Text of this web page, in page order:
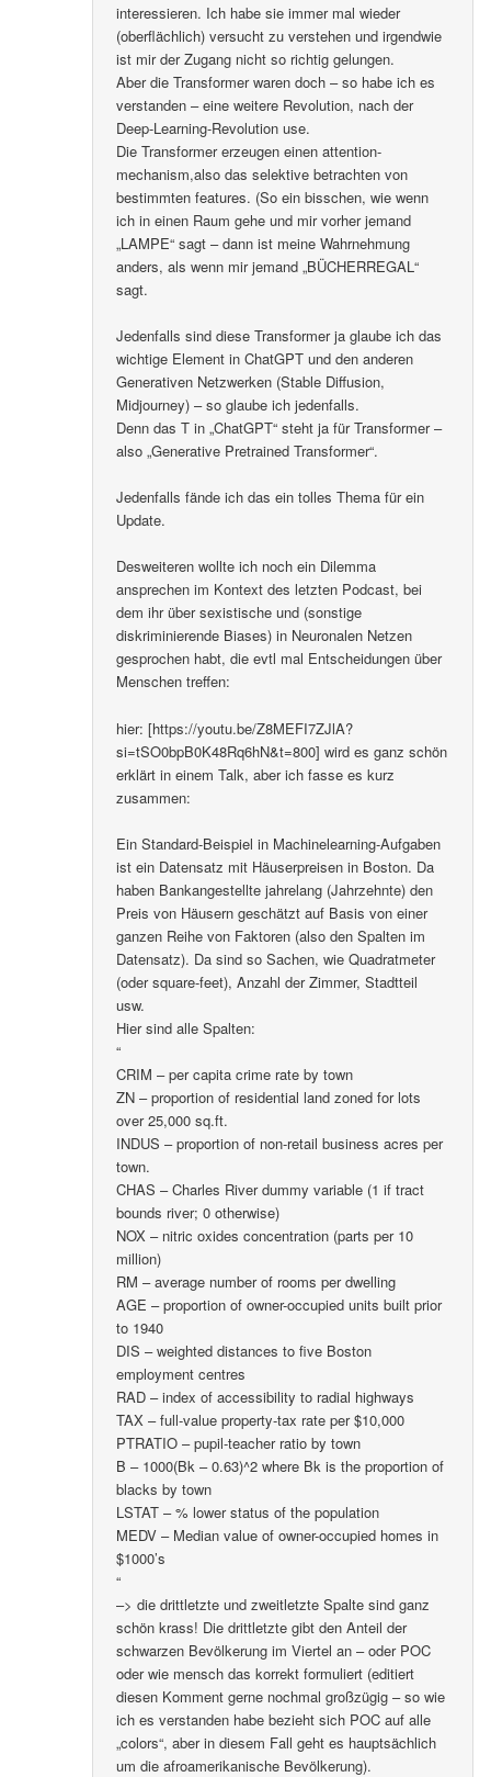
interessieren. Ich habe sie immer mal wieder
(oberflächlich) versucht zu verstehen und irgendwie
ist mir der Zugang nicht so richtig gelungen.
Aber die Transformer waren doch – so habe ich es
verstanden – eine weitere Revolution, nach der
Deep-Learning-Revolution use.
Die Transformer erzeugen einen attention-
mechanism,also das selektive betrachten von
bestimmten features. (So ein bisschen, wie wenn
ich in einen Raum gehe und mir vorher jemand
„LAMPE“ sagt – dann ist meine Wahrnehmung
anders, als wenn mir jemand „BÜCHERREGAL“
sagt.
Jedenfalls sind diese Transformer ja glaube ich das
wichtige Element in ChatGPT und den anderen
Generativen Netzwerken (Stable Diffusion,
Midjourney) – so glaube ich jedenfalls.
Denn das T in „ChatGPT“ steht ja für Transformer –
also „Generative Pretrained Transformer“.
Jedenfalls fände ich das ein tolles Thema für ein
Update.
Desweiteren wollte ich noch ein Dilemma
ansprechen im Kontext des letzten Podcast, bei
dem ihr über sexistische und (sonstige
diskriminierende Biases) in Neuronalen Netzen
gesprochen habt, die evtl mal Entscheidungen über
Menschen treffen:
hier: [https://youtu.be/Z8MEFI7ZJlA?
si=tSO0bpB0K48Rq6hN&t=800] wird es ganz schön
erklärt in einem Talk, aber ich fasse es kurz
zusammen:
Ein Standard-Beispiel in Machinelearning-Aufgaben
ist ein Datensatz mit Häuserpreisen in Boston. Da
haben Bankangestellte jahrelang (Jahrzehnte) den
Preis von Häusern geschätzt auf Basis von einer
ganzen Reihe von Faktoren (also den Spalten im
Datensatz). Da sind so Sachen, wie Quadratmeter
(oder square-feet), Anzahl der Zimmer, Stadtteil
usw.
Hier sind alle Spalten:
“
CRIM – per capita crime rate by town
ZN – proportion of residential land zoned for lots
over 25,000 sq.ft.
INDUS – proportion of non-retail business acres per
town.
CHAS – Charles River dummy variable (1 if tract
bounds river; 0 otherwise)
NOX – nitric oxides concentration (parts per 10
million)
RM – average number of rooms per dwelling
AGE – proportion of owner-occupied units built prior
to 1940
DIS – weighted distances to five Boston
employment centres
RAD – index of accessibility to radial highways
TAX – full-value property-tax rate per $10,000
PTRATIO – pupil-teacher ratio by town
B – 1000(Bk – 0.63)^2 where Bk is the proportion of
blacks by town
LSTAT – % lower status of the population
MEDV – Median value of owner-occupied homes in
$1000’s
“
–> die drittletzte und zweitletzte Spalte sind ganz
schön krass! Die drittletzte gibt den Anteil der
schwarzen Bevölkerung im Viertel an – oder POC
oder wie mensch das korrekt formuliert (editiert
diesen Komment gerne nochmal großzügig – so wie
ich es verstanden habe bezieht sich POC auf alle
„colors“, aber in diesem Fall geht es hauptsächlich
um die afroamerikanische Bevölkerung).